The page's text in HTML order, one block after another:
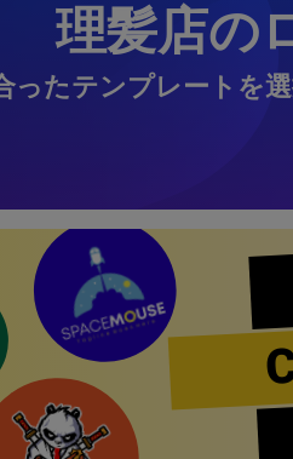
理髪店の
ったテンプレートを